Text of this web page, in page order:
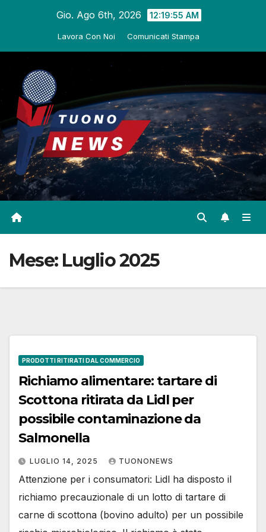
Gio. Ago 6th, 2026 12:19:56 AM
Lavora Con Noi Comunicati Stampa
Mese: Luglio 2025
PRODOTTI RITIRATI DAL COMMERCIO
Richiamo alimentare: tartare di
Scottona ritirata da Lidl per
possibile contaminazione da
Salmonella
LUGLIO 14, 2025 TUONONEWS
Attenzione per i consumatori: Lidl ha disposto il
richiamo precauzionale di un lotto di tartare di
carne di scottona (bovino adulto) per un possibile